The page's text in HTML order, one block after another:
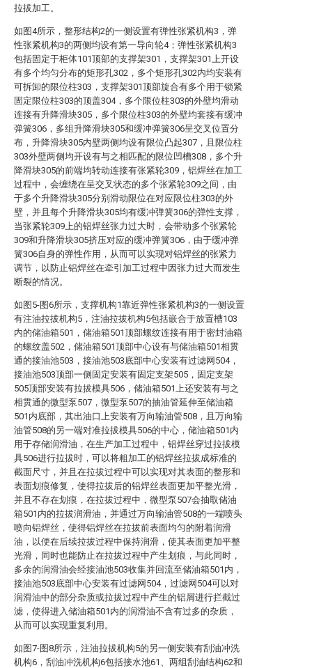
拉拔加工。
如图4所示，整形结构2的一侧设置有弹性张紧机构3，弹
性张紧机构3的两侧均设有第一导向轮4；弹性张紧机构3
包括固定于柜体101顶部的支撑架301，支撑架301上开设
有多个均匀分布的矩形孔302，多个矩形孔302内均安装有
可拆卸的限位柱303，支撑架301顶部旋合有多个用于锁紧
固定限位柱303的顶盖304，多个限位柱303的外壁均滑动
连接有升降滑块305，多个限位柱303的外壁均套接有缓冲
弹簧306，多组升降滑块305和缓冲弹簧306呈交叉位置分
布，升降滑块305内壁两侧均设有限位凸起307，且限位柱
303外壁两侧均开设有与之相匹配的限位凹槽308，多个升
降滑块305的前端均转动连接有张紧轮309，铝焊丝在加工
过程中，会缠绕在呈交叉状态的多个张紧轮309之间，由
于多个升降滑块305分别滑动限位在对应限位柱303的外
壁，并且每个升降滑块305均有缓冲弹簧306的弹性支撑，
当张紧轮309上的铝焊丝张力过大时，会带动多个张紧轮
309和升降滑块305挤压对应的缓冲弹簧306，由于缓冲弹
簧306自身的弹性作用，从而可以实现对铝焊丝的张紧力
调节，以防止铝焊丝在牵引加工过程中因张力过大而发生
断裂的情况。
如图5-图6所示，支撑机构1靠近弹性张紧机构3的一侧设置
有注油拉拔机构5，注油拉拔机构5包括嵌合于放置槽103
内的储油箱501，储油箱501顶部螺纹连接有用于密封油箱
的螺纹盖502，储油箱501顶部中心设有与储油箱501相贯
通的接油池503，接油池503底部中心安装有过滤网504，
接油池503顶部一侧固定安装有固定支架505，固定支架
505顶部安装有拉拔模具506，储油箱501上还安装有与之
相贯通的微型泵507，微型泵507的抽油管延伸至储油箱
501内底部，其出油口上安装有万向输油管508，且万向输
油管508的另一端对准拉拔模具506的中心，储油箱501内
用于存储润滑油，在生产加工过程中，铝焊丝穿过拉拔模
具506进行拉拔时，可以将粗加工的铝焊丝拉拔成标准的
截面尺寸，并且在拉拔过程中可以实现对其表面的整形和
表面划痕修复，使得拉拔后的铝焊丝表面更加平整光滑，
并且不存在划痕，在拉拔过程中，微型泵507会抽取储油
箱501内的拉拔润滑油，并通过万向输油管508的一端喷头
喷向铝焊丝，使得铝焊丝在拉拔前表面均匀的附着润滑
油，以便在后续拉拔过程中保持润滑，使其表面更加平整
光滑，同时也能防止在拉拔过程中产生划痕，与此同时，
多余的润滑油会经接油池503收集并回流至储油箱501内，
接油池503底部中心安装有过滤网504，过滤网504可以对
润滑油中的部分杂质或拉拔过程中产生的铝屑进行拦截过
滤，使得进入储油箱501内的润滑油不含有过多的杂质，
从而可以实现重复利用。
如图7-图8所示，注油拉拔机构5的另一侧安装有刮油冲洗
机构6，刮油冲洗机构6包括接水池61、两组刮油结构62和